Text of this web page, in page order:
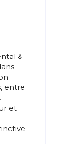
&
entre
et